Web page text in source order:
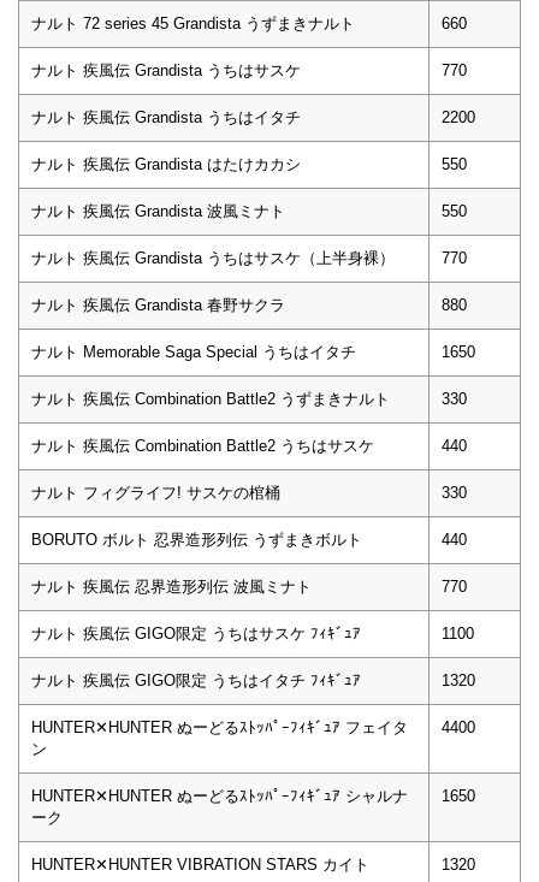
ナルト 72 series 45 Grandista うずまきナルト 660
ナルト 疾風伝 Grandista うちはサスケ 770
ナルト 疾風伝 Grandista うちはイタチ 2200
ナルト 疾風伝 Grandista はたけカカシ 550
ナルト 疾風伝 Grandista 波風ミナト 550
ナルト 疾風伝 Grandista うちはサスケ（上半身裸） 770
ナルト 疾風伝 Grandista 春野サクラ 880
ナルト Memorable Saga Special うちはイタチ 1650
ナルト 疾風伝 Combination Battle2 うずまきナルト 330
ナルト 疾風伝 Combination Battle2 うちはサスケ 440
ナルト フィグライフ! サスケの棺桶 330
BORUTO ボルト 忍界造形列伝 うずまきボルト 440
ナルト 疾風伝 忍界造形列伝 波風ミナト 770
ナルト 疾風伝 GIGO限定 うちはサスケ ﾌｨｷﾞｭｱ 1100
ナルト 疾風伝 GIGO限定 うちはイタチ ﾌｨｷﾞｭｱ 1320
HUNTER✕HUNTER ぬーどるｽﾄｯﾊﾟｰﾌｨｷﾞｭｱ フェイタ
ン
4400
HUNTER✕HUNTER ぬーどるｽﾄｯﾊﾟｰﾌｨｷﾞｭｱ シャルナ
ーク
1650
HUNTER✕HUNTER VIBRATION STARS カイト 1320